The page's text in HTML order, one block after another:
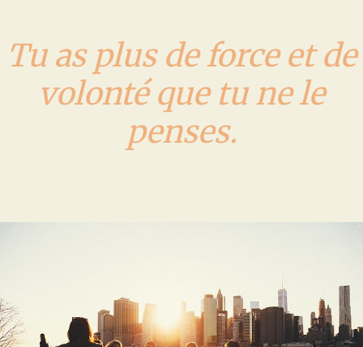
Tu as plus de force et de
volonté que tu ne le
penses.